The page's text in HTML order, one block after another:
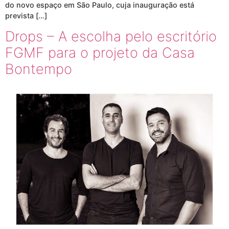
do novo espaço em São Paulo, cuja inauguração está
prevista […]
Drops – A escolha pelo escritório
FGMF para o projeto da Casa
Bontempo